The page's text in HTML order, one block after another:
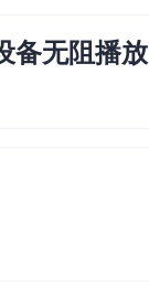
备无阻播放